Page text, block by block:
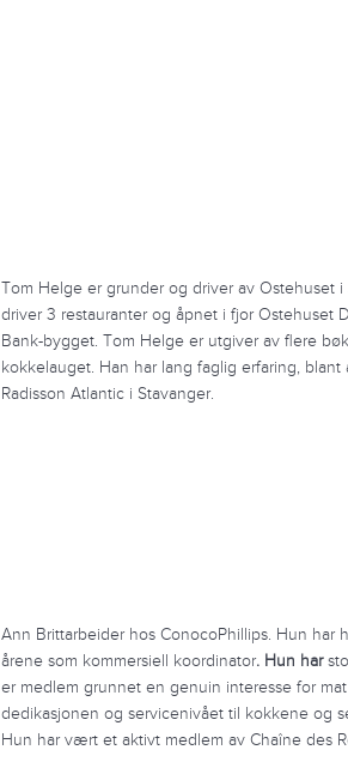
Tom Helge er grunder og driver av Ostehuset
driver 3 restauranter og åpnet i fjor Ostehuset
Bank-bygget. Tom Helge er utgiver av flere
kokkelauget. Han har lang faglig erfaring,
Radisson Atlantic i Stavanger.
Ann Brittarbeider hos ConocoPhillips. Hun har
årene som kommersiell koordinator. Hun har
er medlem grunnet en genuin interesse for
dedikasjonen og servicenivået til kokkene og
Hun har vært et aktivt medlem av Chaîne des